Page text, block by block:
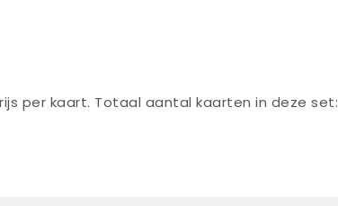
per kaart. Totaal aantal kaarten in deze set: